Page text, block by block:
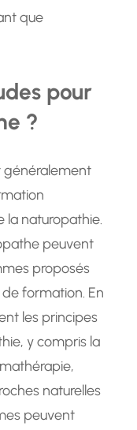
que
pour
?
généralement
la naturopathie.
peuvent
proposés
formation. En
les principes
y compris la
naturelles
peuvent